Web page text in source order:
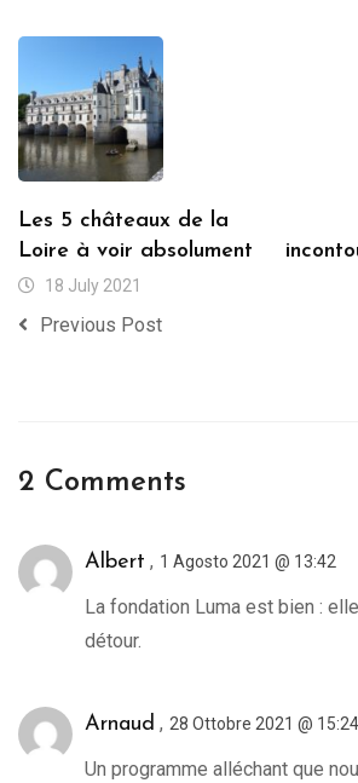
Les 5 châteaux de la
Loire à voir absolument
18 July 2021
Previous Post
2 Comments
Albert , 1 Agosto 2021 @ 13:42
La fondation Luma est bien :
détour.
Arnaud , 28 Ottobre 2021 @ 15:24
Un programme alléchant que